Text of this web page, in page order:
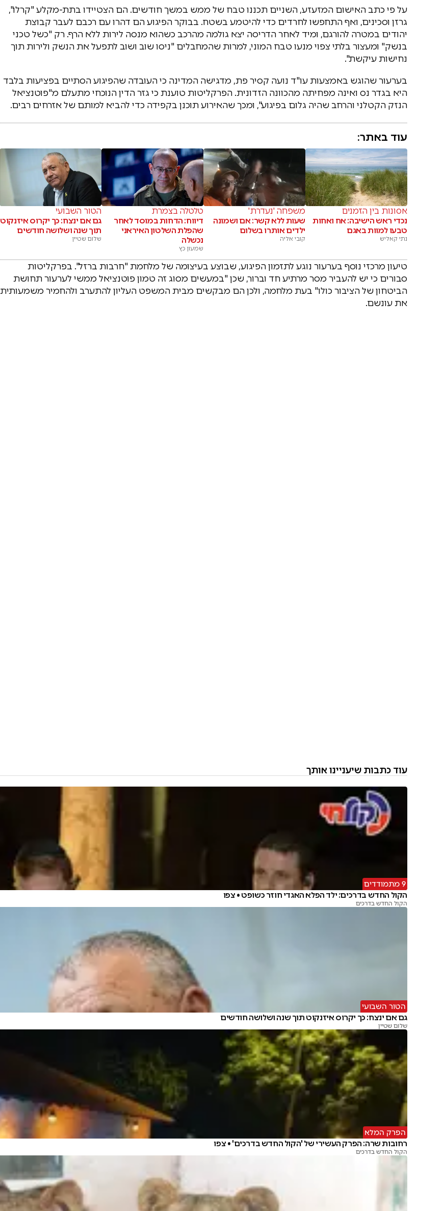
על פי כתב האישום המזעזע, השניים תכננו טבח של ממש במשך חודשים. הם הצטיידו בתת-מקלע "קרלו",
גרזן וסכינים, ואף התחפשו לחרדים כדי להיטמע בשטח. בבוקר הפיגוע הם דהרו עם רכבם לעבר קבוצת
יהודים במטרה להורגם, ומיד לאחר הדריסה יצא גולמה מהרכב כשהוא מנסה לירות ללא הרף. רק "כשל טכני
בנשק" ומעצור בלתי צפוי מנעו טבח המוני, למרות שהמחבלים "ניסו שוב ושוב לתפעל את הנשק ולירות תוך
נחישות עיקשת".
בערעור שהוגש באמצעות עו"ד נועה קסיר פת, מדגישה המדינה כי העובדה שהפיגוע הסתיים בפציעות בלבד
היא בגדר נס ואינה מפחיתה מהכוונה הזדונית. הפרקליטות טוענת כי גזר הדין הנוכחי מתעלם מ"פוטנציאל
הנזק הקטלני והרחב שהיה גלום בפיגוע", ומכך שהאירוע תוכנן בקפידה כדי להביא למותם של אזרחים רבים.
עוד באתר:
אסונות בין הזמנים
נכדי ראש הישיבה: אח ואחות
טבעו למוות באגם
נתי קאליש
משפחה 'נעדרת'
שעות ללא קשר: אם ושמונה
ילדים אותרו בשלום
קובי אליה
טלטלה בצמרת
דיווח: הדחות במוסד לאחר
שהפלת השלטון האיראני
נכשלה
שמעון כץ
הטור השבועי
גם אם ינצח: כך יקרוס איזנקוט
תוך שנה ושלושה חודשים
שלום שטיין
טיעון מרכזי נוסף בערעור נוגע לתזמון הפיגוע, שבוצע בעיצומה של מלחמת "חרבות ברזל". בפרקליטות
סבורים כי יש להעביר מסר מרתיע חד וברור, שכן "במעשים מסוג זה טמון פוטנציאל ממשי לערעור תחושת
הביטחון של הציבור כולו" בעת מלחמה, ולכן הם מבקשים מבית המשפט העליון להתערב ולהחמיר משמעותית
את עונשם.
עוד כתבות שיעניינו אותך
9 מתמודדים
הקול החדש בדרכים: ילד הפלא האגדי חוזר כשופט • צפו
הקול החדש בדרכים
הטור השבועי
גם אם ינצח: כך יקרוס איזנקוט תוך שנה ושלושה חודשים
שלום שטיין
הפרק המלא
רחובות שרה: הפרק העשירי של 'הקול החדש בדרכים' • צפו
הקול החדש בדרכים